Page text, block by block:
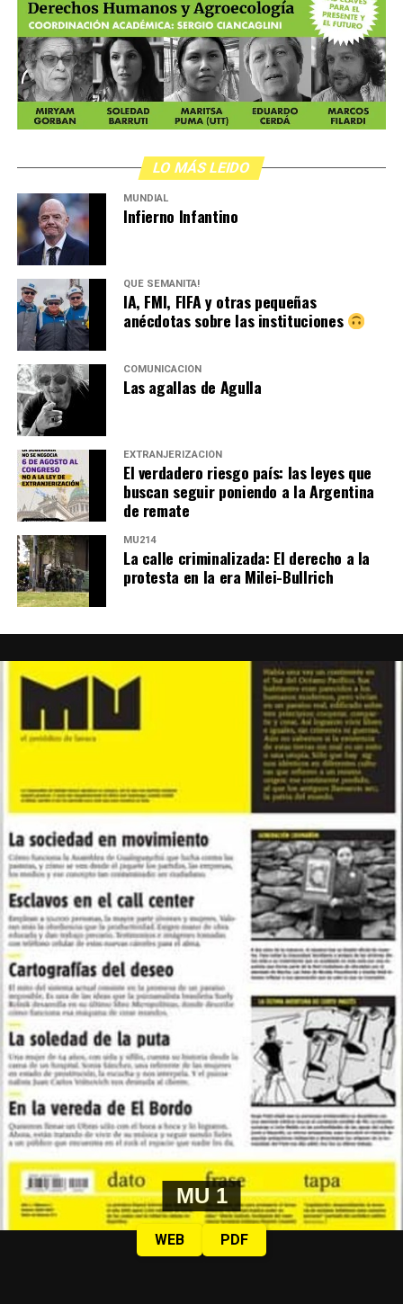
LO MÁS LEIDO
MUNDIAL
Infierno Infantino
QUÉ SEMANITA!
IA, FMI, FIFA y otras pequeñas
anécdotas sobre las instituciones
COMUNICACIÓN
Las agallas de Agulla
EXTRANJERIZACIÓN
El verdadero riesgo país: las leyes que
buscan seguir poniendo a la Argentina
de remate
MU214
La calle criminalizada: El derecho a la
protesta en la era Milei-Bullrich
MU 1
WEB PDF